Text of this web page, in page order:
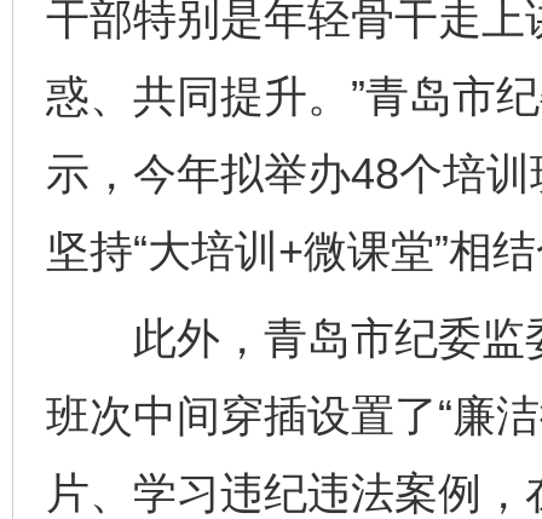
干部特别是年轻骨干走
惑、共同提升。”青岛市
示，今年拟举办48个培
坚持“大培训+微课堂”相
此外，青岛市纪委监
班次中间穿插设置了“廉
片、学习违纪违法案例